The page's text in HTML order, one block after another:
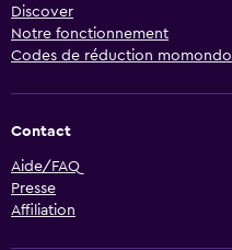
Discover
Notre fonctionnement
Codes de réduction momondo
Contact
Aide/FAQ
Presse
Affiliation